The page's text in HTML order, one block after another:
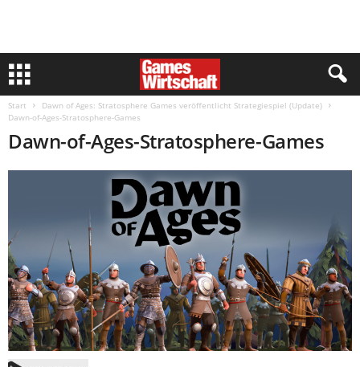
Start
Dawn of Ages: Stratosphere Games veröffentlicht Strategiespiel (Update)
Dawn-of-Ages-Stratosphere-Games
Dawn-of-Ages-Stratosphere-Games